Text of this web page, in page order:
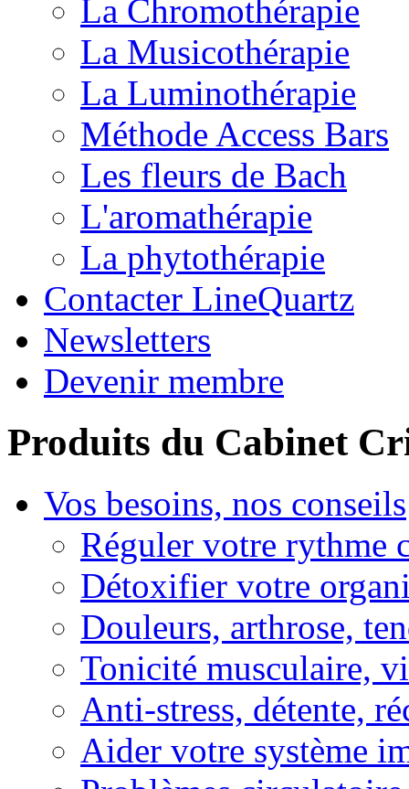
La Chromothérapie
La Musicothérapie
La Luminothérapie
Méthode Access Bars
Les fleurs de Bach
L'aromathérapie
La phytothérapie
Contacter LineQuartz
Newsletters
Devenir membre
Produits du Cabinet
Vos besoins, nos conseils
Réguler votre rythme
Détoxifier votre
Douleurs, arthrose,
Tonicité musculaire,
Anti-stress, détente,
Aider votre système